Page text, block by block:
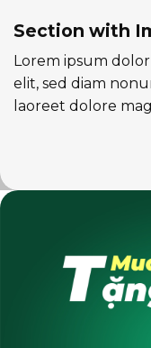
Section with
Lorem ipsum
elit, sed diam
laoreet dolore